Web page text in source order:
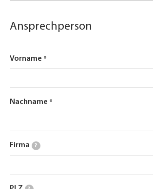
Ansprechperson
Vorname
Nachname
Firma ?